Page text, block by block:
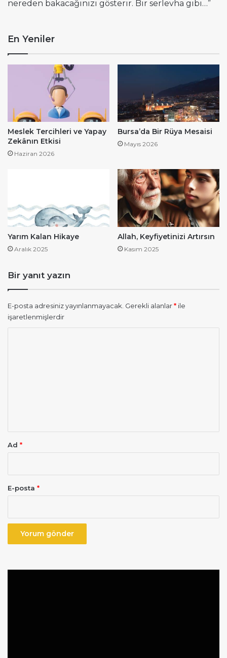
nereden bakacağınızı gösterir. Bir serlevha gibi…”
En Yeniler
Meslek Tercihleri ve Yapay
Zekânın Etkisi
Haziran 2026
Bursa’da Bir Rüya Mesaisi
Mayıs 2026
Yarım Kalan Hikaye
Aralık 2025
Allah, Keyfiyetinizi Artırsın
Kasım 2025
Bir yanıt yazın
E-posta adresiniz yayınlanmayacak. Gerekli alanlar* ile
işaretlenmişlerdir
Ad *
E-posta *